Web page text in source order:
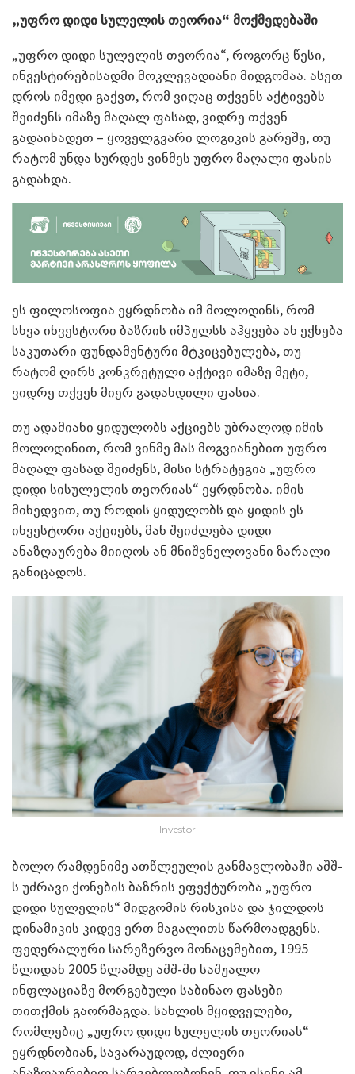
„უფრო დიდი სულელის თეორია“ მოქმედებაში
„უფრო დიდი სულელის თეორია“, როგორც წესი,
ინვესტირებისადმი მოკლევადიანი მიდგომაა. ასეთ
დროს იმედი გაქვთ, რომ ვიღაც თქვენს აქტივებს
შეიძენს იმაზე მაღალ ფასად, ვიდრე თქვენ
გადაიხადეთ – ყოველგვარი ლოგიკის გარეშე, თუ
რატომ უნდა სურდეს ვინმეს უფრო მაღალი ფასის
გადახდა.
ეს ფილოსოფია ეყრდნობა იმ მოლოდინს, რომ
სხვა ინვესტორი ბაზრის იმპულსს აჰყვება ან ექნება
საკუთარი ფუნდამენტური მტკიცებულება, თუ
რატომ ღირს კონკრეტული აქტივი იმაზე მეტი,
ვიდრე თქვენ მიერ გადახდილი ფასია.
თუ ადამიანი ყიდულობს აქციებს უბრალოდ იმის
მოლოდინით, რომ ვინმე მას მოგვიანებით უფრო
მაღალ ფასად შეიძენს, მისი სტრატეგია „უფრო
დიდი სისულელის თეორიას“ ეყრდნობა. იმის
მიხედვით, თუ როდის ყიდულობს და ყიდის ეს
ინვესტორი აქციებს, მან შეიძლება დიდი
ანაზღაურება მიიღოს ან მნიშვნელოვანი ზარალი
განიცადოს.
Investor
ბოლო რამდენიმე ათწლეულის განმავლობაში აშშ-
ს უძრავი ქონების ბაზრის ეფექტურობა „უფრო
დიდი სულელის“ მიდგომის რისკისა და ჯილდოს
დინამიკის კიდევ ერთ მაგალითს წარმოადგენს.
ფედერალური სარეზერვო მონაცემებით, 1995
წლიდან 2005 წლამდე აშშ-ში საშუალო
ინფლაციაზე მორგებული საბინაო ფასები
თითქმის გაორმაგდა. სახლის მყიდველები,
რომლებიც „უფრო დიდი სულელის თეორიას“
ეყრდნობიან, სავარაუდოდ, ძლიერი